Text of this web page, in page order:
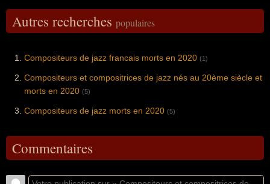
Autres recherches populaires
Compositeurs de jazz francais morts en 2020 (1)
Compositeurs et compositrices de jazz nés au 20ème siècle et
morts en 2020 (5)
Compositeurs de jazz morts en 2020 (5)
Commentaires